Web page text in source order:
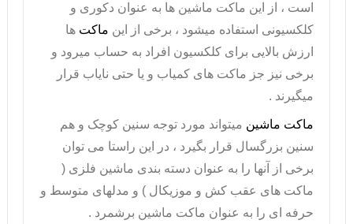
است ، از این ماکت ماشین ها به عنوان دکوری و
کلکسیونی استفاده میشود ، برخی از این ماکت ها
ارزش بالایی برای کلکسیون افراد به حساب میرود و
برخی نیز جز ماکت های کمیاب و یا حتی نایاب قرار
میگیرند .
ماکت ماشین میتواند مورد توجه سنین کوچک و هم
سنین بزرگسال قرار بگیرد ، در این راستا می توان
برخی از آنها را به عنوان دسته بندی ماشین فلزی (
ماکت های عقب کش و موزیکال ) و مدلهای متوسط و
حرفه ای را به عنوان ماکت ماشین برشمرد .